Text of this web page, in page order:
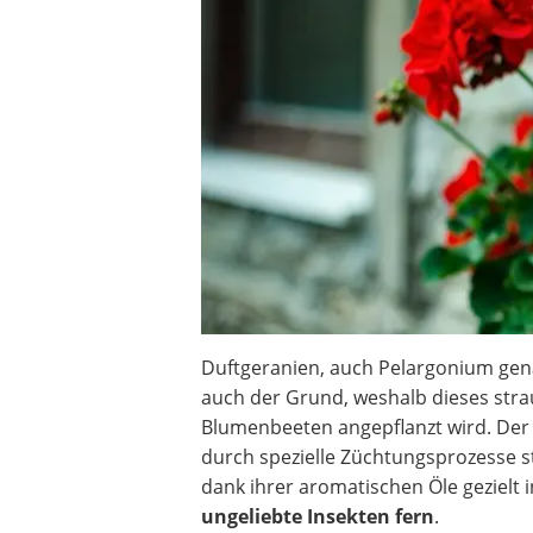
Duftgeranien, auch Pelargonium
auch der Grund, weshalb dieses
Blumenbeeten angepflanzt wird.
durch spezielle Züchtungsprozesse
dank ihrer aromatischen Öle
ungeliebte Insekten fern.